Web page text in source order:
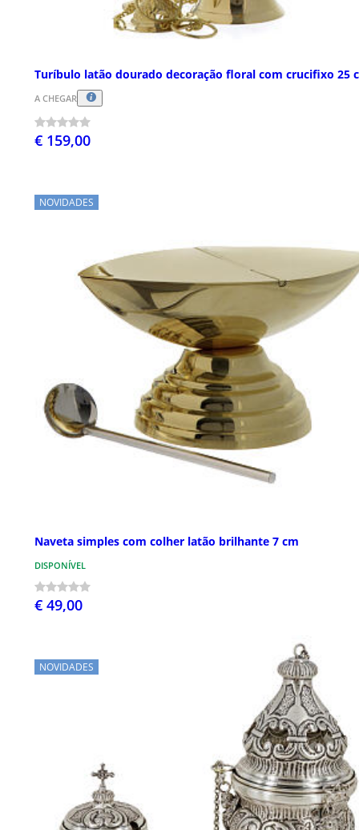
Turíbulo latão dourado decoração floral com crucifixo 25
A CHEGAR
€ 159,00
NOVIDADES
Naveta simples com colher latão brilhante 7 cm
DISPONÍVEL
€ 49,00
NOVIDADES